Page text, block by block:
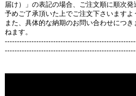
届け）」の表記の場合、ご注文順に順次発
予めご了承頂いた上でご注文下さいますよ
また、具体的な納期のお問い合わせにつ
ねます。